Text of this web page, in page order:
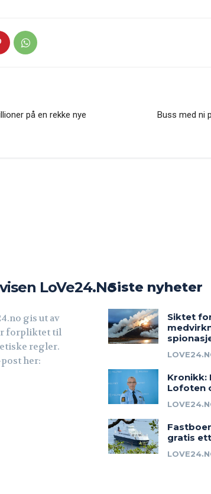
på en rekke nye
Buss med ni
LoVe24.no
gis ut av
forpliktet til
regler.
her:
Siste nyheter
Siktet
Kronikk:
Lofoten
gratis